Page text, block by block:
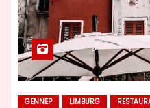
GENNEP LIMBURG